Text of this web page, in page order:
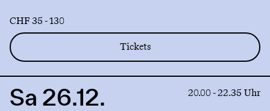
CHF 35 - 130
Tickets
LinkSa 26.12. 20.00 - 22.35 Uhr